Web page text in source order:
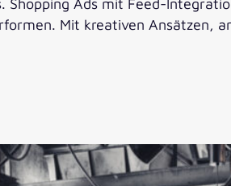
Ads mit Feed-
Mit kreativen Ansätzen,